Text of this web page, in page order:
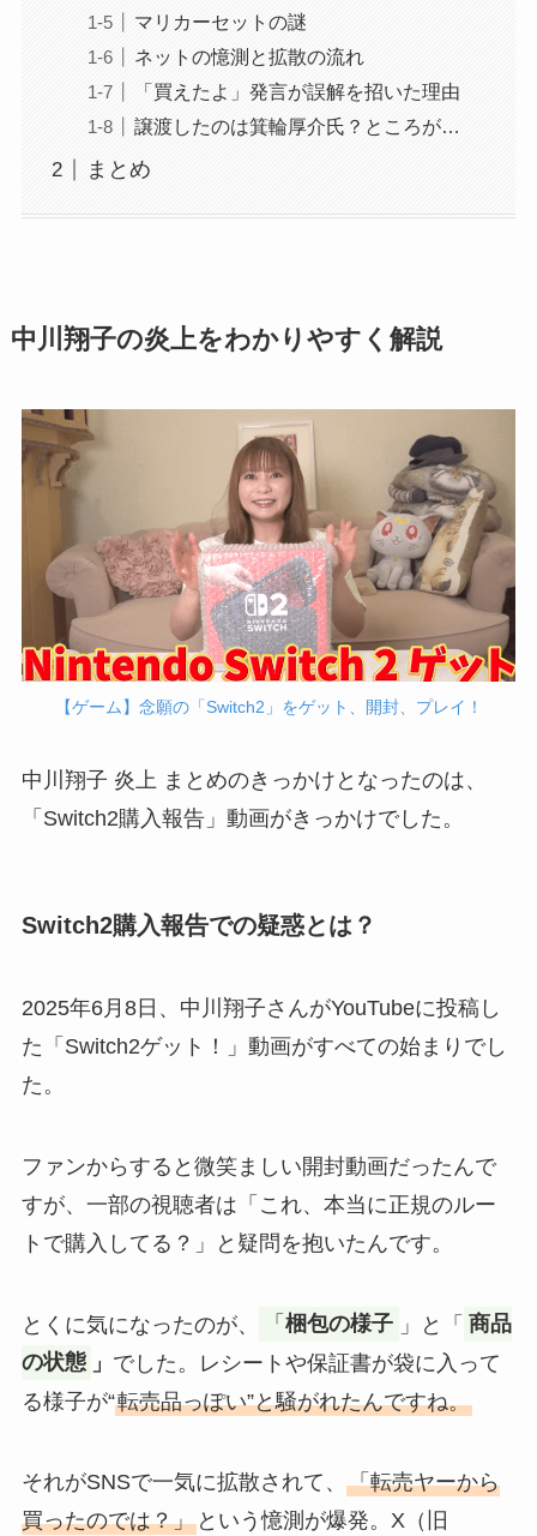
マリカーセットの謎
ネットの憶測と拡散の流れ
「買えたよ」発言が誤解を招いた理由
譲渡したのは箕輪厚介氏？ところが…
まとめ
中川翔子の炎上をわかりやすく解説
【ゲーム】念願の「Switch2」をゲット、開封、プレイ！
中川翔子 炎上 まとめのきっかけとなったのは、
「Switch2購入報告」動画がきっかけでした。
Switch2購入報告での疑惑とは？
2025年6月8日、中川翔子さんがYouTubeに投稿し
た「Switch2ゲット！」動画がすべての始まりでし
た。
ファンからすると微笑ましい開封動画だったんで
すが、一部の視聴者は「これ、本当に正規のルー
トで購入してる？」と疑問を抱いたんです。
とくに気になったのが、 「梱包の様子 」と「 商品
の状態 」 でした。レシートや保証書が袋に入って
る様子が“転売品っぽい”と騒がれたんですね。
それがSNSで一気に拡散されて、 「転売ヤーから
買ったのでは？」という憶測が爆発。X（旧